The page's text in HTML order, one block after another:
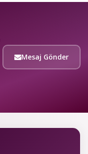
Mesaj Gönder